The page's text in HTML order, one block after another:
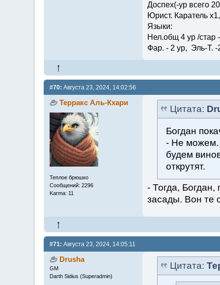
Доспех(-ур всего
Юрист. Каратель
Языки:
Нел.общ 4 ур /стар
Фар. - 2 ур, Эль-Т. -
#70: Августа 23, 2024, 14:02:56
Терракс Аль-Кхари
Теплое брюшко
Сообщений: 2296
Karma: 11
Цитата:
Богдан
- Не можем.
будем
открутят.
- Тогда,
засады. Вон те
#71: Августа 23, 2024, 14:05:11
Drusha
GM
Darth Sidius (Superadmin)
Цитата: